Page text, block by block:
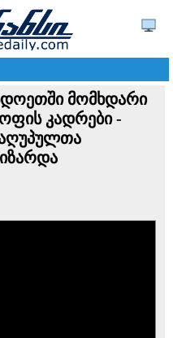
მომხდარი
კადრები -